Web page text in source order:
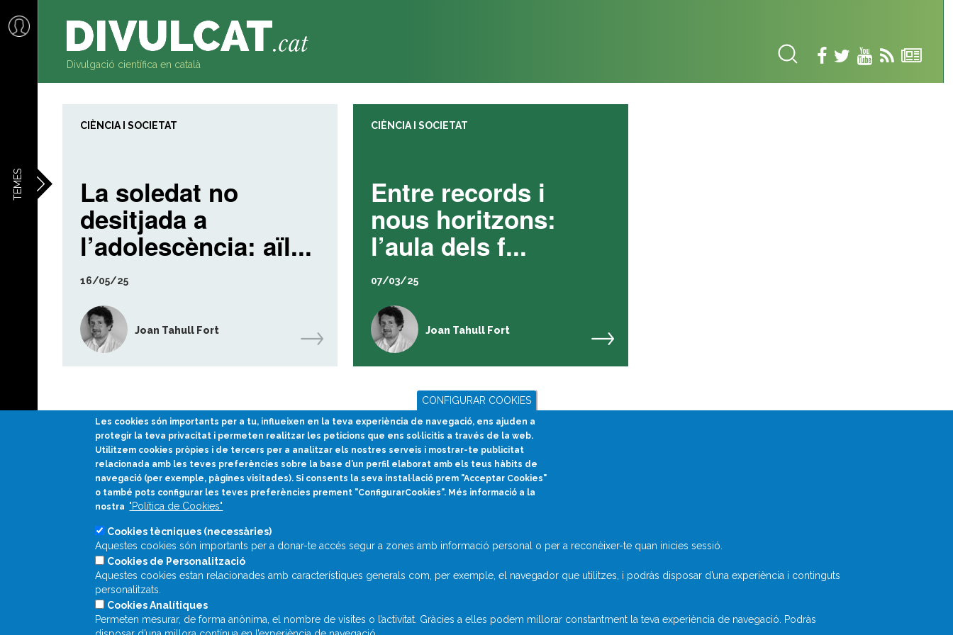
contingut
TEMES
Divulgació científica en català
CIÈNCIA I SOCIETAT
La soledat no
desitjada a
l’adolescència: aïl...
16/05/25
Joan Tahull Fort
CIÈNCIA I SOCIETAT
Entre records i
nous horitzons:
l’aula dels f...
07/03/25
Joan Tahull Fort
Divulgació científica
en català
divulcat@divulcat.cat
(+34) 934 120 030
CONFIGURAR COOKIES
Les cookies són importants per a tu, influeixen en la teva experiència de navegació, ens ajuden a
protegir la teva privacitat i permeten realitzar les peticions que ens sol·licitis a través de la web.
Utilitzem cookies pròpies i de tercers per a analitzar els nostres serveis i mostrar-te publicitat
relacionada amb les teves preferències sobre la base d’un perfil elaborat amb els teus hàbits de
navegació (per exemple, pàgines visitades). Si consents la seva instal·lació prem "Acceptar Cookies"
o també pots configurar les teves preferències prement "ConfigurarCookies". Més informació a la
nostra "Política de Cookies"
Cookies tècniques (necessàries)
Aquestes cookies són importants per a donar-te accés segur a zones amb informació personal o per a reconèixer-te quan inicies sessió.
Cookies de Personalització
Aquestes cookies estan relacionades amb característiques generals com, per exemple, el navegador que utilitzes, i podràs disposar d’una experiència i continguts
personalitzats.
Cookies Analítiques
Permeten mesurar, de forma anònima, el nombre de visites o l’activitat. Gràcies a elles podem millorar constantment la teva experiència de navegació. Podràs